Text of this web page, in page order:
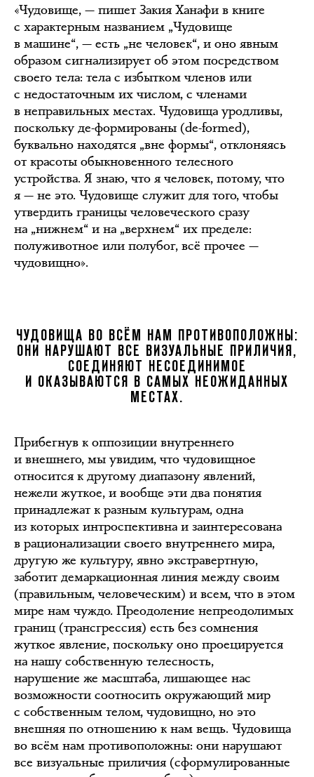
«Чудовище, — пишет Закия Ханафи в книге
с характерным названием „Чудовище
в машине“, — есть „не человек“, и оно явным
образом сигнализирует об этом посредством
своего тела: тела с избытком членов или
с недостаточным их числом, с членами
в неправильных местах. Чудовища уродливы,
поскольку де-формированы (de-formed),
буквально находятся „вне формы“, отклоняясь
от красоты обыкновенного телесного
устройства. Я знаю, что я человек, потому, что
я — не это. Чудовище служит для того, чтобы
утвердить границы человеческого сразу
на „нижнем“ и на „верхнем“ их пределе:
полуживотное или полубог, всё прочее —
чудовищно».
ЧУДОВИЩА ВО ВСЁМ НАМ ПРОТИВОПОЛОЖНЫ:
ОНИ НАРУШАЮТ ВСЕ ВИЗУАЛЬНЫЕ ПРИЛИЧИЯ,
СОЕДИНЯЮТ НЕСОЕДИНИМОЕ
И ОКАЗЫВАЮТСЯ В САМЫХ НЕОЖИДАННЫХ
МЕСТАХ.
Прибегнув к оппозиции внутреннего
и внешнего, мы увидим, что чудовищное
относится к другому диапазону явлений,
нежели жуткое, и вообще эти два понятия
принадлежат к разным культурам, одна
из которых интроспективна и заинтересована
в рационализации своего внутреннего мира,
другую же культуру, явно экстравертную,
заботит демаркационная линия между своим
(правильным, человеческим) и всем, что в этом
мире нам чуждо. Преодоление непреодолимых
границ (трансгрессия) есть без сомнения
жуткое явление, поскольку оно проецируется
на нашу собственную телесность,
нарушение же масштаба, лишающее нас
возможности соотносить окружающий мир
с собственным телом, чудовищно, но это
внешняя по отношению к нам вещь. Чудовища
во всём нам противоположны: они нарушают
все визуальные приличия (сформулированные